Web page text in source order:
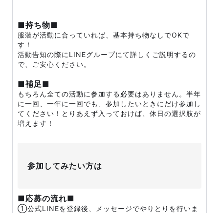
■持ち物■
服装が活動に合っていれば、基本持ち物なしでOKで
す！
活動告知の際にLINEグループにて詳しくご説明するの
で、ご安心ください。
■補足■
もちろん全ての活動に参加する必要はありません。半年
に一回、一年に一回でも、参加したいときにだけ参加し
てください！とりあえず入っておけば、休日の選択肢が
増えます！
参加してみたい方は
■応募の流れ■
①公式LINEを登録後、メッセージでやりとりを行いま